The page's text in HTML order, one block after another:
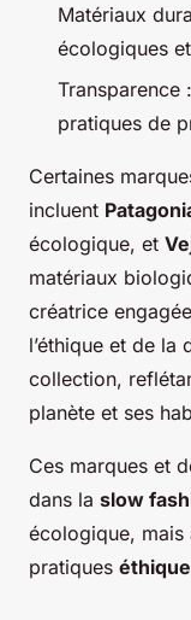
Matériaux
écologiques
Transparence
pratiques de
Certaines
incluent
écologique, et
matériaux
créatrice
l’éthique et de
collection,
planète et ses
Ces marques et
dans la slow
écologique, mais
pratiques